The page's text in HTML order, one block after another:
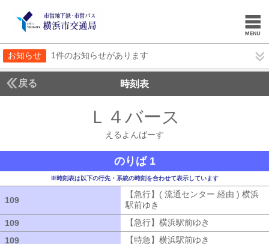
お知らせ 1件のお知らせがあります
戻る 時刻表
Ｌ４バース
えるよんばーす
のりば 1
※時刻表は以下の行先・系統の時刻を合わせて表示しています
109
【急行】( 流通センター 経由 ) 横浜
駅前ゆき
109
【急行】横浜駅前ゆき
109
【特急】横浜駅前ゆき